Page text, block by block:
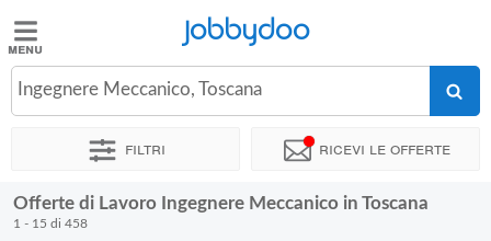
Jobbydoo
Offerte
Stipendi
Jobbydoo
Ingegnere Meccanico, Toscana
Filtri Ricevi le offerte
Offerte di Lavoro Ingegnere Meccanico in Toscana
1 - 15 di 458